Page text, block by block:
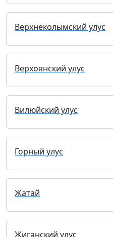
Верхнеколымский улус
Верхоянский улус
Вилюйский улус
Горный улус
Жатай
Жиганский улус